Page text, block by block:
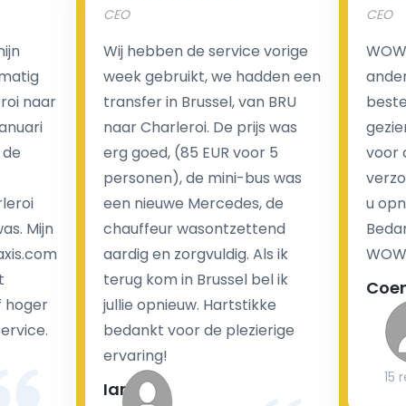
Een van de meest aantrekkelijke voordelen van
luchthaventaxi's is een vast tarief voor uw rit. In
tegenstelling tot traditionele taxi's met taxameter
brengen wij u geen extra kosten in rekening voor de
nachtrit.
We hebben geen ophaaltarief of extra kosten voor
wachttijd als uw vlucht vertraging heeft.
Kijk op onze website voor meer informatie over uw
transferkosten. Ons boekingsformulier bevat alle
mogelijke extra's die u kunt kiezen en de prijs die u
krijgt is transparant voor een passagier en een
naar
Mijn
hoger
CEO
Wij hebben de service vorige
week gebruikt, we hadden een
transfer in Brussel, van BRU
naar Charleroi. De prijs was
erg goed, (85 EUR voor 5
personen), de mini-bus was
een nieuwe Mercedes, de
chauffeur wasontzettend
aardig en zorgvuldig. Als ik
terug kom in Brussel bel ik
jullie opnieuw. Hartstikke
bedankt voor de plezierige
ervaring!
Ian
CEO
voor
u
15